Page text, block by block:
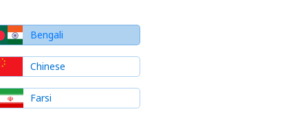
Bengali
Chinese
Farsi